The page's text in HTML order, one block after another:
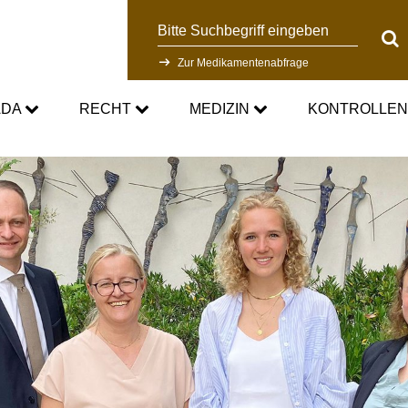
Suche
Zur Medikamentenabfrage
RECHT
Gesetz
MEDIZIN
Aktuelle medizinische Hinweise
Asthmamedikamente im Sport
Kortison im Sport
Testosteron im Sport
Verbotsliste
Kontrollsystem
Forschung
Kontrollablauf
Dopinganalytik
Beteiligte am